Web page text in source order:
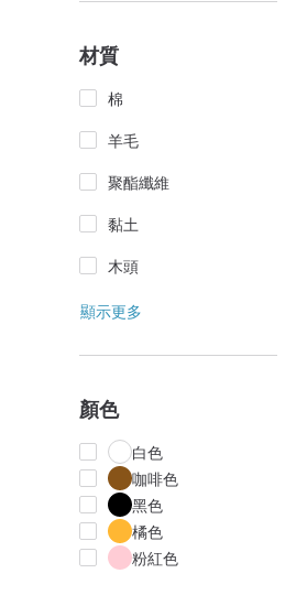
材質
棉
羊毛
聚酯纖維
黏土
木頭
顯示更多
顏色
白色
咖啡色
黑色
橘色
粉紅色